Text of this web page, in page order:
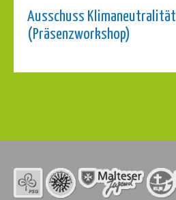
Ausschuss Klimaneutralität
(Präsenzworkshop)